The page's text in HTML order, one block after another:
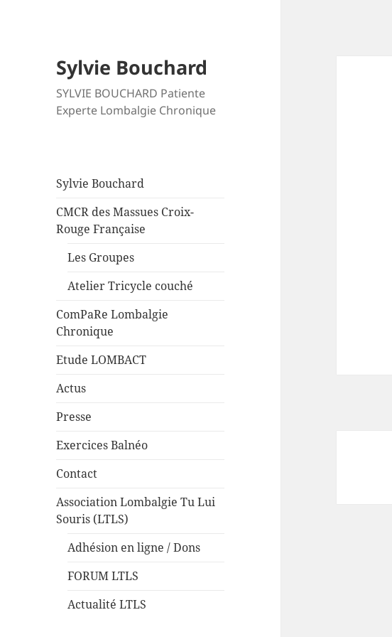
Sylvie Bouchard
SYLVIE BOUCHARD Patiente
Experte Lombalgie Chronique
Sylvie Bouchard
CMCR des Massues Croix-
Rouge Française
Les Groupes
Atelier Tricycle couché
ComPaRe Lombalgie
Chronique
Etude LOMBACT
Actus
Presse
Exercices Balnéo
Contact
Association Lombalgie Tu Lui
Souris (LTLS)
Adhésion en ligne / Dons
FORUM LTLS
Actualité LTLS